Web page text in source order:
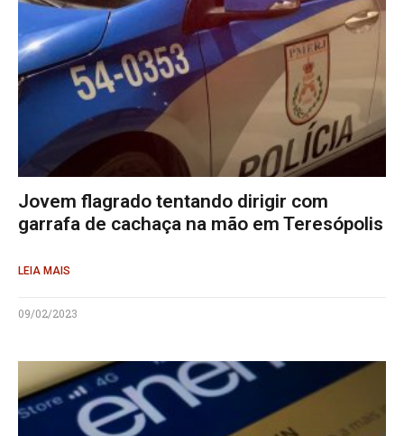
Jovem flagrado tentando dirigir com
garrafa de cachaça na mão em Teresópolis
LEIA MAIS
09/02/2023